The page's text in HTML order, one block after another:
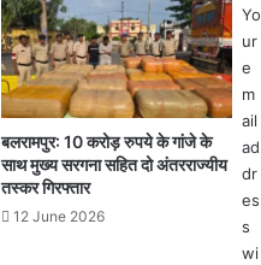
बलरामपुर: 10 करोड़ रुपये के गांजे के
साथ मुख्य सरगना सहित दो अंतरराज्यीय
तस्कर गिरफ्तार
12 June 2026
Yo
ur
e
m
ail
ad
dr
es
s
wi